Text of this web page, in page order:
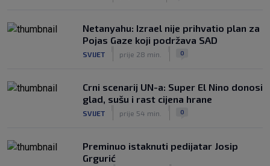
Netanyahu: Izrael nije prihvatio plan za
Pojas Gaze koji podržava SAD
SVIJET prije 28 min. 0
Crni scenarij UN-a: Super El Nino donosi
glad, sušu i rast cijena hrane
SVIJET prije 54 min. 0
Preminuo istaknuti pedijatar Josip
Grgurić